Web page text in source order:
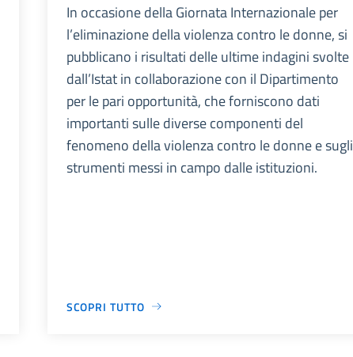
In occasione della Giornata Internazionale per
l’eliminazione della violenza contro le donne, si
pubblicano i risultati delle ultime indagini svolte
dall’Istat in collaborazione con il Dipartimento
per le pari opportunità, che forniscono dati
importanti sulle diverse componenti del
fenomeno della violenza contro le donne e sugli
strumenti messi in campo dalle istituzioni.
SCOPRI TUTTO